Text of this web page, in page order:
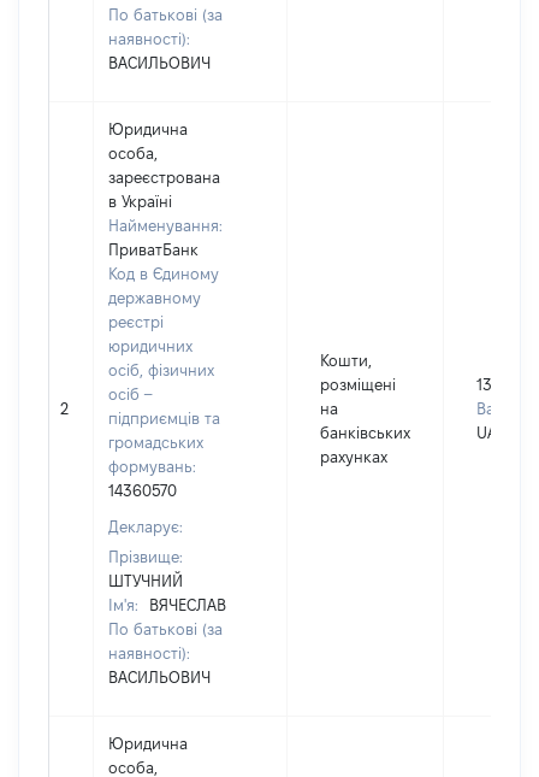
По батькові (за
наявності):
ВАСИЛЬОВИЧ
2
Юридична
особа,
зареєстрована
в Україні
Найменування:
ПриватБанк
Код в Єдиному
державному
реєстрі
юридичних
осіб, фізичних
осіб –
підприємців та
громадських
формувань:
14360570
Декларує:
Прізвище:
ШТУЧНИЙ
Ім'я:
ВЯЧЕСЛАВ
По батькові (за
наявності):
ВАСИЛЬОВИЧ
Кошти,
розміщені
на
банківських
рахунках
13960
Валюта:
UAH
Юридична
особа,